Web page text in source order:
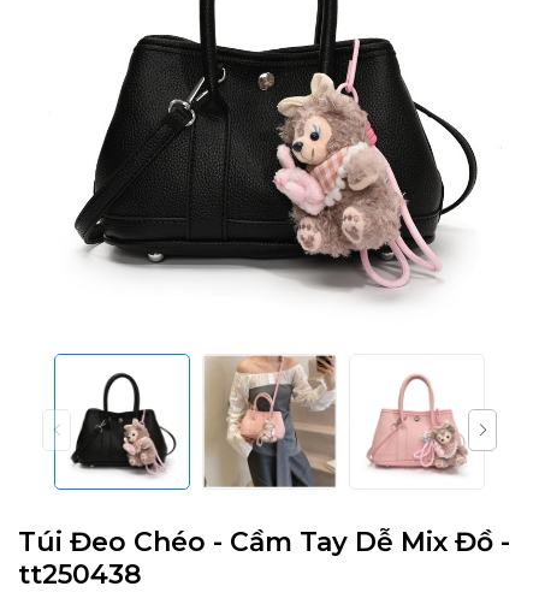
Túi Đeo Chéo - Cầm Tay Dễ Mix Đồ -
tt250438